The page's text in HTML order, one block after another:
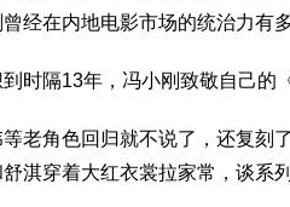
经在内地电影市场的统治力有多
时隔13年，冯小刚致敬自己的
老角色回归就不说了，还复刻
淇穿着大红衣裳拉家常，谈系